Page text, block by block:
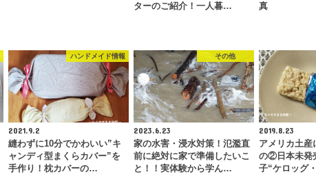
ターのご紹介！一人暮…
真
ハンドメイド情報
2021.9.2
縫わずに10分でかわいい”キ
ャンディ型まくらカバー”を
手作り！枕カバーの…
その他
2023.6.23
家の水害・浸水対策！氾濫直
前に絶対に家で準備したいこ
と！！実体験から学ん…
2019.8.23
アメリカ土産
の②日本未発
子“ケロッグ